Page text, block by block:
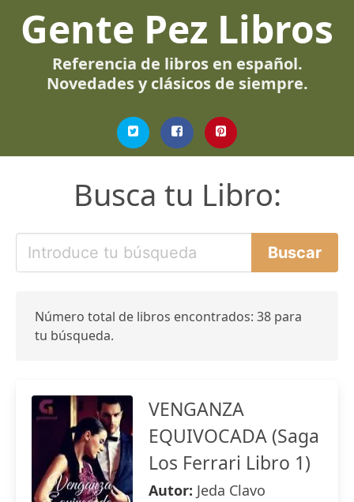
Gente Pez Libros
Referencia de libros en español.
Novedades y clásicos de siempre.
Busca tu Libro:
Número total de libros encontrados: 38 para
tu búsqueda.
VENGANZA
EQUIVOCADA (Saga
Los Ferrari Libro 1)
Autor: Jeda Clavo